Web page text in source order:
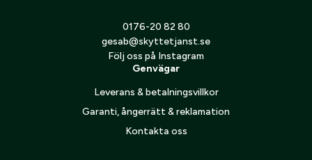
0176-20 82 80
gesab@skyttetjanst.se
Följ oss på Instagram
Genvägar
Leverans & betalningsvillkor
Garanti, ångerrätt & reklamation
Kontakta oss